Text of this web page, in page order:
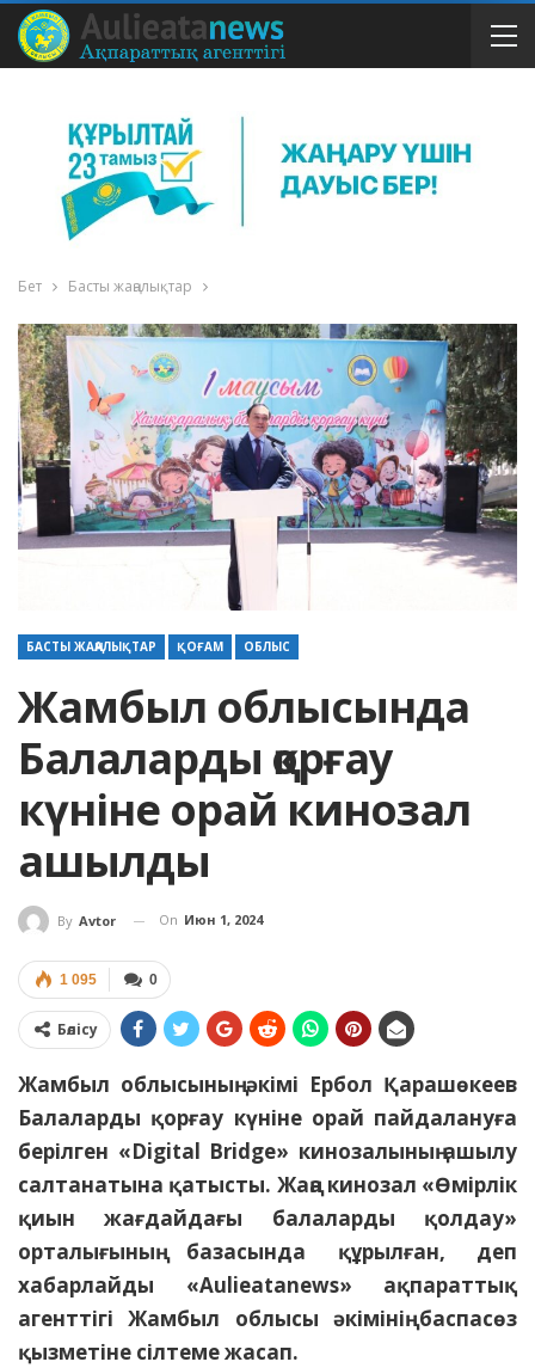
Бет Басты жаңалықтар
БАСТЫ ЖАҢАЛЫҚТАР ҚОҒАМ ОБЛЫС
Жамбыл облысында
Балаларды қорғау
күніне орай кинозал
ашылды
By Avtor On Июн 1, 2024
0
1 095
Бөлісу
Жамбыл облысының әкімі Ербол Қарашөкеев
Балаларды қорғау күніне орай пайдалануға
берілген «Digital Bridge» кинозалының ашылу
салтанатына қатысты. Жаңа кинозал «Өмірлік
қиын жағдайдағы балаларды қолдау»
орталығының базасында құрылған, деп
хабарлайды «Aulieatanews» ақпараттық
агенттігі Жамбыл облысы әкімінің баспасөз
қызметіне сілтеме жасап.